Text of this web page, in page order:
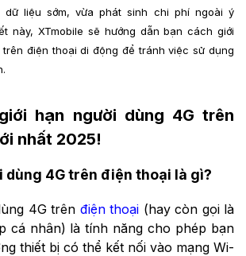
dữ liệu sớm, vừa phát sinh chi phí ngoài ý
này, XTmobile sẽ hướng dẫn bạn cách giới
trên điện thoại di động để tránh việc sử dụng
hạn người dùng 4G trên
nhất 2025!
dùng 4G trên điện thoại là gì?
4G trên điện thoại (hay còn gọi là
cá nhân) là tính năng cho phép bạn
thiết bị có thể kết nối vào mạng Wi-